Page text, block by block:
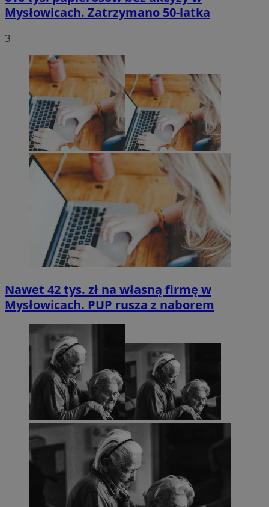
Mysłowicach. Zatrzymano 50-latka
3
Nawet 42 tys. zł na własną firmę w
Mysłowicach. PUP rusza z naborem